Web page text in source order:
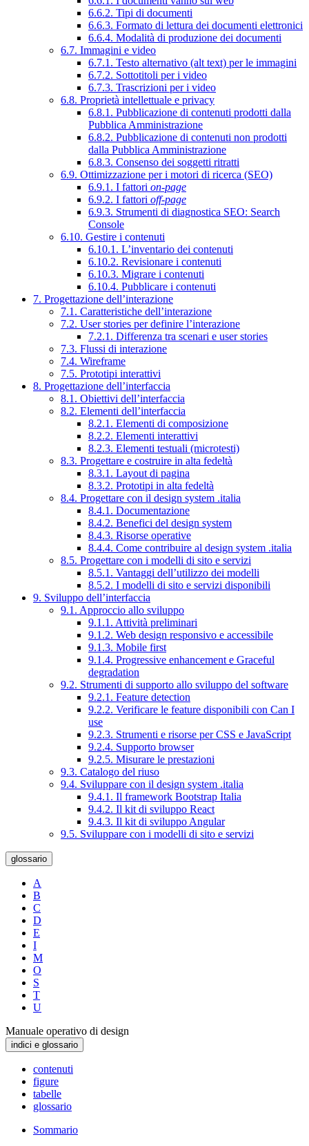
6.6.2. Tipi di documenti
6.6.3. Formato di lettura dei documenti elettronici
6.6.4. Modalità di produzione dei documenti
6.7. Immagini e video
6.7.1. Testo alternativo (alt text) per le immagini
6.7.2. Sottotitoli per i video
6.7.3. Trascrizioni per i video
6.8. Proprietà intellettuale e privacy
6.8.1. Pubblicazione di contenuti prodotti dalla
Pubblica Amministrazione
6.8.2. Pubblicazione di contenuti non prodotti
dalla Pubblica Amministrazione
6.8.3. Consenso dei soggetti ritratti
6.9. Ottimizzazione per i motori di ricerca (SEO)
6.9.1. I fattori on-page
6.9.2. I fattori off-page
6.9.3. Strumenti di diagnostica SEO: Search
Console
6.10. Gestire i contenuti
6.10.1. L’inventario dei contenuti
6.10.2. Revisionare i contenuti
6.10.3. Migrare i contenuti
6.10.4. Pubblicare i contenuti
7. Progettazione dell’interazione
7.1. Caratteristiche dell’interazione
7.2. User stories per definire l’interazione
7.2.1. Differenza tra scenari e user stories
7.3. Flussi di interazione
7.4. Wireframe
7.5. Prototipi interattivi
8. Progettazione dell’interfaccia
8.1. Obiettivi dell’interfaccia
8.2. Elementi dell’interfaccia
8.2.1. Elementi di composizione
8.2.2. Elementi interattivi
8.2.3. Elementi testuali (microtesti)
8.3. Progettare e costruire in alta fedeltà
8.3.1. Layout di pagina
8.3.2. Prototipi in alta fedeltà
8.4. Progettare con il design system .italia
8.4.1. Documentazione
8.4.2. Benefici del design system
8.4.3. Risorse operative
8.4.4. Come contribuire al design system .italia
8.5. Progettare con i modelli di sito e servizi
8.5.1. Vantaggi dell’utilizzo dei modelli
8.5.2. I modelli di sito e servizi disponibili
9. Sviluppo dell’interfaccia
9.1. Approccio allo sviluppo
9.1.1. Attività preliminari
9.1.2. Web design responsivo e accessibile
9.1.3. Mobile first
9.1.4. Progressive enhancement e Graceful
degradation
9.2. Strumenti di supporto allo sviluppo del software
9.2.1. Feature detection
9.2.2. Verificare le feature disponibili con Can I
use
9.2.3. Strumenti e risorse per CSS e JavaScript
9.2.4. Supporto browser
9.2.5. Misurare le prestazioni
9.3. Catalogo del riuso
9.4. Sviluppare con il design system .italia
9.4.1. Il framework Bootstrap Italia
9.4.2. Il kit di sviluppo React
9.4.3. Il kit di sviluppo Angular
9.5. Sviluppare con i modelli di sito e servizi
glossario
A
B
C
D
E
I
M
O
S
T
U
Manuale operativo di design
indici e glossario
contenuti
figure
tabelle
glossario
Sommario